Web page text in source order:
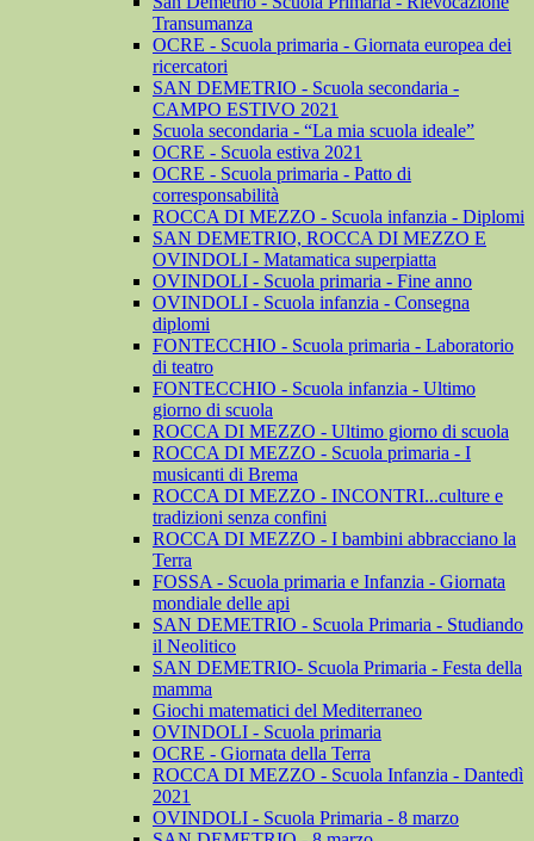
Transumanza
OCRE - Scuola primaria - Giornata europea dei
ricercatori
SAN DEMETRIO - Scuola secondaria -
CAMPO ESTIVO 2021
Scuola secondaria - “La mia scuola ideale”
OCRE - Scuola estiva 2021
OCRE - Scuola primaria - Patto di
corresponsabilità
ROCCA DI MEZZO - Scuola infanzia - Diplomi
SAN DEMETRIO, ROCCA DI MEZZO E
OVINDOLI - Matamatica superpiatta
OVINDOLI - Scuola primaria - Fine anno
OVINDOLI - Scuola infanzia - Consegna
diplomi
FONTECCHIO - Scuola primaria - Laboratorio
di teatro
FONTECCHIO - Scuola infanzia - Ultimo
giorno di scuola
ROCCA DI MEZZO - Ultimo giorno di scuola
ROCCA DI MEZZO - Scuola primaria - I
musicanti di Brema
ROCCA DI MEZZO - INCONTRI...culture e
tradizioni senza confini
ROCCA DI MEZZO - I bambini abbracciano la
Terra
FOSSA - Scuola primaria e Infanzia - Giornata
mondiale delle api
SAN DEMETRIO - Scuola Primaria - Studiando
il Neolitico
SAN DEMETRIO- Scuola Primaria - Festa della
mamma
Giochi matematici del Mediterraneo
OVINDOLI - Scuola primaria
OCRE - Giornata della Terra
ROCCA DI MEZZO - Scuola Infanzia - Dantedì
2021
OVINDOLI - Scuola Primaria - 8 marzo